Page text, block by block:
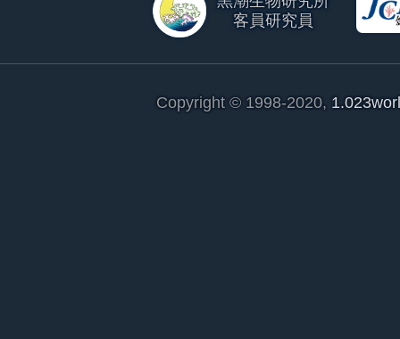
客員研究員
Copyright © 1998-2020,